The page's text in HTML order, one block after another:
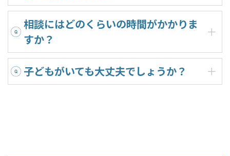
相談にはどのくらいの時間がかかりま
すか？
子どもがいても大丈夫でしょうか？